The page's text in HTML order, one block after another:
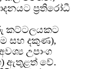
ප්‍රතිරෝධී
කට්ටලයකට
සහ දකුණ),
උපාංග
ඇතුළත් වේ.